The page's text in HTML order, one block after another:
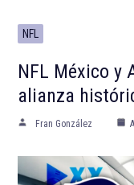
NFL
NFL México y
alianza
Fran González